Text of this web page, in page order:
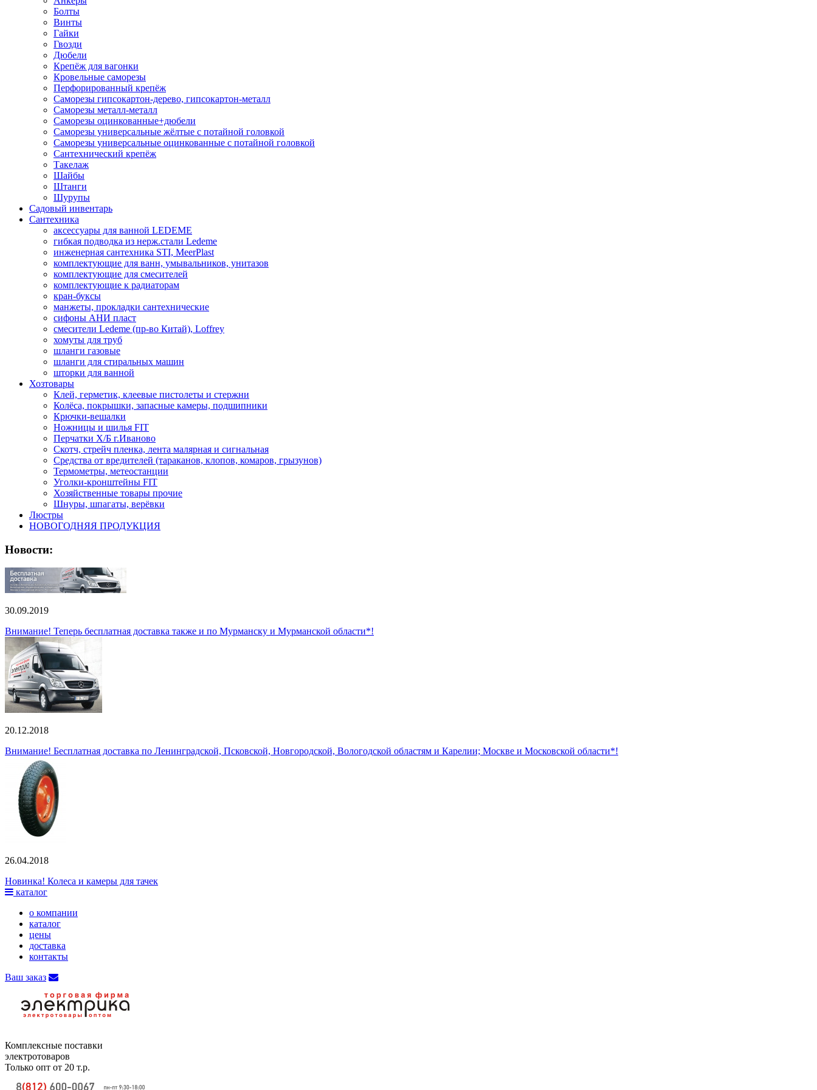
Болты
Винты
Гайки
Гвозди
Дюбели
Крепёж для вагонки
Кровельные саморезы
Перфорированный крепёж
Саморезы гипсокартон-дерево, гипсокартон-металл
Саморезы металл-металл
Саморезы оцинкованные+дюбели
Саморезы универсальные жёлтые с потайной головкой
Саморезы универсальные оцинкованные с потайной головкой
Сантехнический крепёж
Такелаж
Шайбы
Штанги
Шурупы
Садовый инвентарь
Сантехника
аксессуары для ванной LEDEME
гибкая подводка из нерж.стали Ledeme
инженерная сантехника STI, MeerPlast
комплектующие для ванн, умывальников, унитазов
комплектующие для смесителей
комплектующие к радиаторам
кран-буксы
манжеты, прокладки сантехнические
сифоны АНИ пласт
смесители Ledeme (пр-во Китай), Loffrey
хомуты для труб
шланги газовые
шланги для стиральных машин
шторки для ванной
Хозтовары
Клей, герметик, клеевые пистолеты и стержни
Колёса, покрышки, запасные камеры, подшипники
Крючки-вешалки
Ножницы и шилья FIT
Перчатки Х/Б г.Иваново
Скотч, стрейч пленка, лента малярная и сигнальная
Средства от вредителей (тараканов, клопов, комаров, грызунов)
Термометры, метеостанции
Уголки-кронштейны FIT
Хозяйственные товары прочие
Шнуры, шпагаты, верёвки
Люстры
НОВОГОДНЯЯ ПРОДУКЦИЯ
Новости:
30.09.2019
Внимание! Теперь бесплатная доставка также и по Мурманску и Мурманской области*!
20.12.2018
Внимание! Бесплатная доставка по Ленинградской, Псковской, Новгородской, Вологодской областям и Карелии; Москве и Московской области*!
26.04.2018
Новинка! Колеса и камеры для тачек
каталог
о компании
каталог
цены
доставка
контакты
Ваш заказ
Комплексные поставки
электротоваров
Только опт от 20 т.р.